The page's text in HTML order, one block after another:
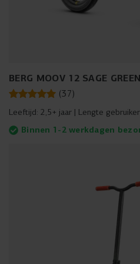
BERG MOOV 12 SAGE GREEN
(37)
Leeftijd: 2,5+ jaar Lengte
Binnen 1-2 werkdagen